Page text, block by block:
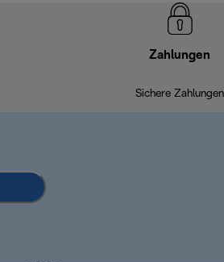
Zahlungen
Sichere Zahlungen